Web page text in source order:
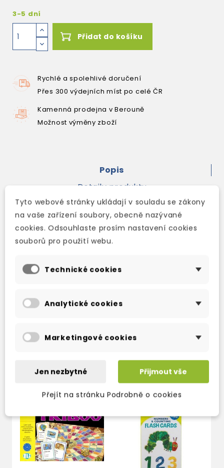
3-5 dní
Přidat do košíku
Rychlé a spolehlivé doručení
Přes 300 výdejních míst po celé ČR
Kamenná prodejna v Berouně
Možnost výměny zboží
Popis
Detaily produktu
30 animals are brought to life using stunning
photography and real sounds. Match the
animal recordings to the photographs on the
Contents: CD with recordings of 30 animal
Tyto webové stránky ukládají v souladu se zákony
na vaše zařízení soubory, obecně nazývané
cookies. Odsouhlaste prosím nastavení cookies
souborů pro použití webu.
Technické cookies
Analytické cookies
Marketingové cookies
Jen nezbytné Přijmout vše
Přejít na stránku Podrobně o cookies